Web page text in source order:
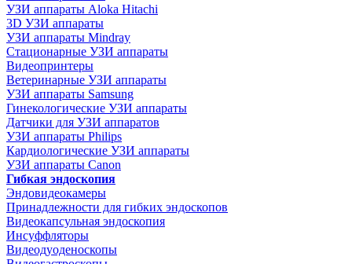
УЗИ аппараты Aloka Hitachi
3D УЗИ аппараты
УЗИ аппараты Mindray
Стационарные УЗИ аппараты
Видеопринтеры
Ветеринарные УЗИ аппараты
УЗИ аппараты Samsung
Гинекологические УЗИ аппараты
Датчики для УЗИ аппаратов
УЗИ аппараты Philips
Кардиологические УЗИ аппараты
УЗИ аппараты Canon
Гибкая эндоскопия
Эндовидеокамеры
Принадлежности для гибких эндоскопов
Видеокапсульная эндоскопия
Инсуффляторы
Видеодуоденоскопы